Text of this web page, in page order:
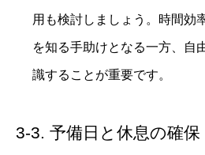
用も検討しましょう。時間効
を知る手助けとなる一方、自
識することが重要です。
3-3. 予備日と休息の確保